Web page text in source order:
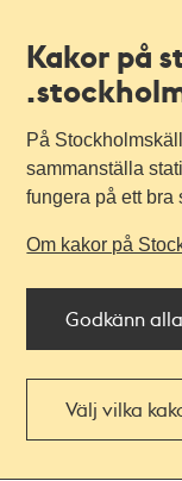
Kakor på
På
sammanställa
fungera på ett bra
Om kakor på
Godkänn
Välj vilka